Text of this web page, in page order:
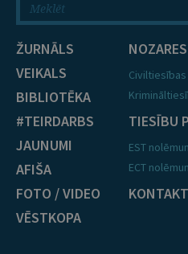
ŽURNĀLS
VEIKALS
BIBLIOTĒKA
#TEIRDARBS
JAUNUMI
AFIŠA
FOTO / VIDEO
VĒSTKOPA
NOZARES
Civiltiesības
TIESĪBU
EST
ECT